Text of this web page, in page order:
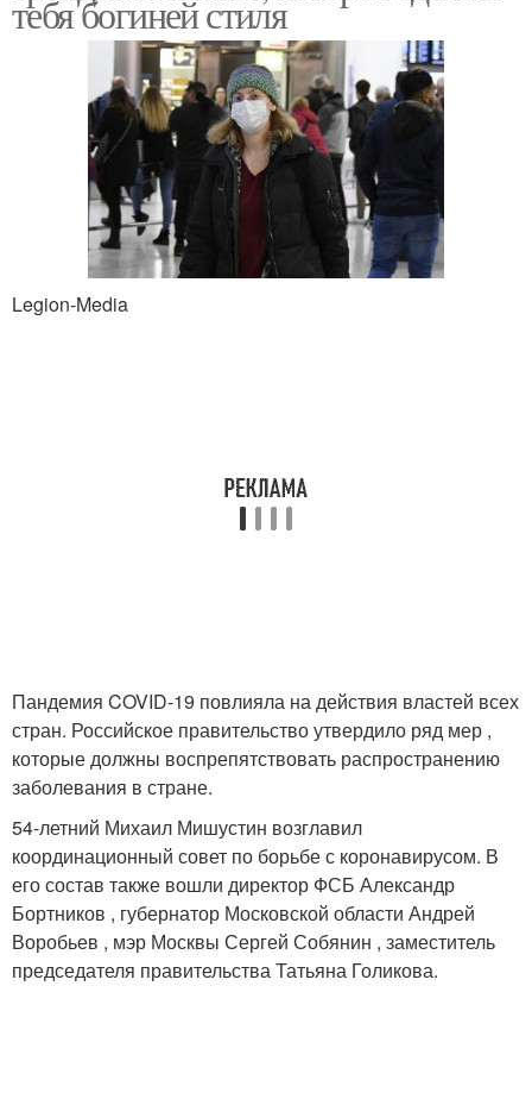
тебя богиней стиля
Legion-Media
Пандемия COVID-19 повлияла на действия властей всех
стран. Российское правительство утвердило ряд мер ,
которые должны воспрепятствовать распространению
заболевания в стране.
54-летний Михаил Мишустин возглавил
координационный совет по борьбе с коронавирусом. В
его состав также вошли директор ФСБ Александр
Бортников , губернатор Московской области Андрей
Воробьев , мэр Москвы Сергей Собянин , заместитель
председателя правительства Татьяна Голикова.